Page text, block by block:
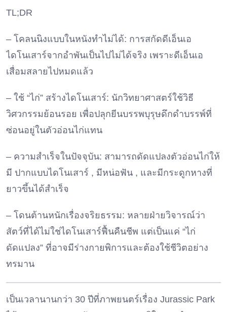
TL;DR
– โคลนนิงแบบในหนังทำไม่ได้: การสกัดดีเอ็นเอ
ไดโนเสาร์จากอำพันเป็นไปไม่ได้จริง เพราะดีเอ็นเอ
เสื่อมสลายไปหมดแล้ว
– ใช้ “ไก่” สร้างไดโนเสาร์: นักวิทยาศาสตร์ใช้วิธี
วิศวกรรมย้อนรอย เพื่อปลุกยีนบรรพบุรุษดึกดำบรรพ์ที่
ซ่อนอยู่ในตัวอ่อนไก่แทน
– ความสำเร็จในปัจจุบัน: สามารถดัดแปลงตัวอ่อนไก่ให้
มี ปากแบบไดโนเสาร์ , มีหน่อฟัน , และมีกระดูกหางที่
ยาวขึ้นได้สำเร็จ
– โดนต้านหนักเรื่องจริยธรรม: หลายฝ่ายวิจารณ์ว่า
สัตว์ที่ได้ไม่ใช่ไดโนเสาร์ฟื้นคืนชีพ แต่เป็นแค่ “ไก่
ดัดแปลง” ที่อาจมีร่างกายพิการและต้องใช้ชีวิตอย่าง
ทรมาน
เป็นเวลานานกว่า 30 ปีที่ภาพยนตร์เรื่อง Jurassic Park